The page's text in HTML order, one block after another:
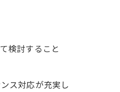
検討すること
ス対応が充実し